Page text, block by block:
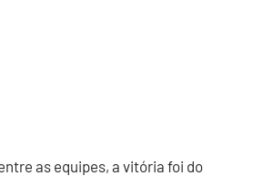
as equipes, a vitória foi do